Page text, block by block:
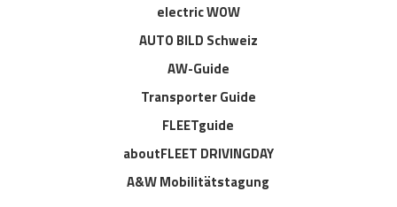
electric WOW
AUTO BILD Schweiz
AW-Guide
Transporter Guide
FLEETguide
aboutFLEET DRIVINGDAY
A&W Mobilitätstagung